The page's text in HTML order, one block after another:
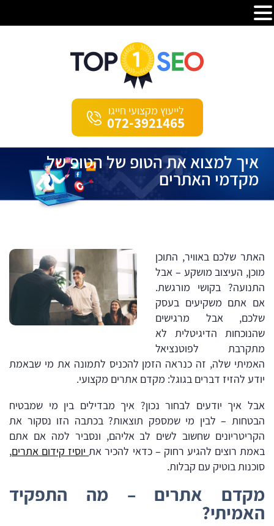
לייעוץ מקצועי חייגו
072-3921465
איך למצוא את הטופ של הטופ של
מקדמי האתרים
האתר שלכם באוויר, התוכן
מוכן, העיצוב מושקע – אבל
התנועה? בקושי מורגשת.
אם אתם משקיעים בעסק
שלכם, אבל מרגישים
שהנוכחות הדיגיטלית לא
מתקרבת לפוטנציאל
האמיתי שלה, זה כנראה הזמן להכניס לתמונה את מי שבאמת
יודע להזיז דברים בגוגל: מקדם אתרים מקצועי.
אבל איך יודעים לבחור נכון? איך מבדילים בין מי שמבטיח
הבטחות – לבין מי שמספק תוצאות? בכתבה הזו נסקור את
הקריטריונים שחשוב לשים לב אליהם, ונסביר למה אם אתם
באמת רוצים להגיע רחוק – כדאי להכיר את יוסיז קידום אתרים,
סוכנות בוטיק עם קבלות.
מקדם אתרים – מה התפקיד
האמיתי?